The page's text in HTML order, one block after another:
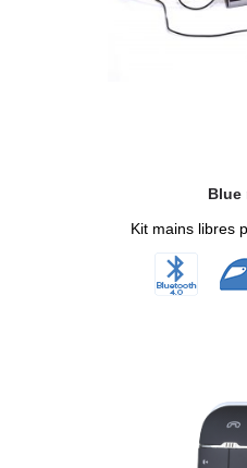
Blue
Kit mains libres